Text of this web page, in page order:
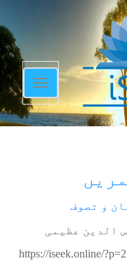
Toggle
navigation
و تصوف
الدین عظیمی
https://iseek.online/